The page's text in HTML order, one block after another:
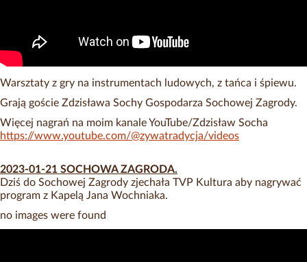
Warsztaty z gry na instrumentach ludowych, z tańca i śpiewu.
Grają goście Zdzisława Sochy Gospodarza Sochowej Zagrody.
Więcej nagrań na moim kanale YouTube/Zdzisław Socha
https://www.youtube.com/@zywatradycja/videos
2023-01-21 SOCHOWA ZAGRODA.
Dziś do Sochowej Zagrody zjechała TVP Kultura aby nagrywać
program z Kapelą Jana Wochniaka.
no images were found